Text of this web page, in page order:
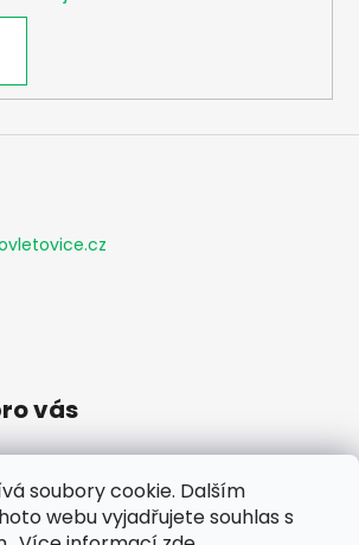
soubory cookie. Dalším
webu vyjadřujete souhlas s
vás
osobních údajů